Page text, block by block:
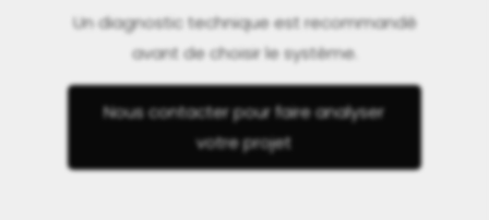
Un diagnostic technique est recommandé
avant de choisir le système.
Nous contacter pour faire analyser
votre projet